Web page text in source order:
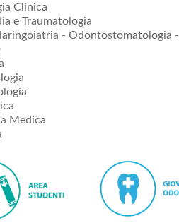
Clinica
e Traumatologia
- Odontostomatologia
Medica